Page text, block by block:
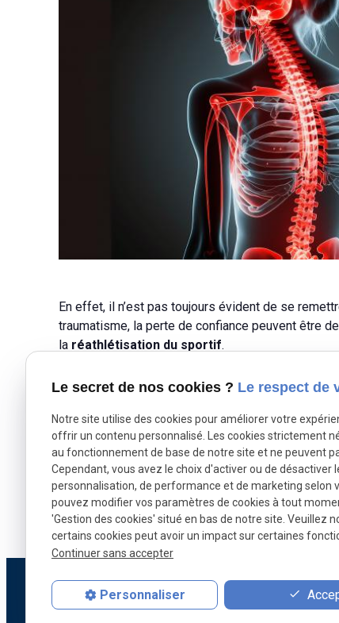
En effet, il n’est pas toujours évident de se
traumatisme, la perte de confiance peuvent être
la réathlétisation du sportif.
sur le terrain ou à la salle se fasse de la manière
+32 28 96 89 55 26 B1
Le secret de nos cookies ? Le respect de
Notre site utilise des cookies pour améliorer votre
offrir un contenu personnalisé. Les cookies strictement
au fonctionnement de base de notre site et ne peuvent
Cependant, vous avez le choix d'activer ou de désactiver
personnalisation, de performance et de marketing selon
pouvez modifier vos paramètres de cookies à tout
'Gestion des cookies' situé en bas de notre site. Veuillez
certains cookies peut avoir un impact sur certaines
Continuer sans accepter
Personnaliser